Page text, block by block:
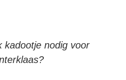
kadootje nodig voor